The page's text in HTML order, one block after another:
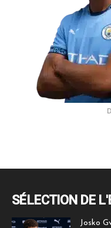
SÉLECTION DE
Josko